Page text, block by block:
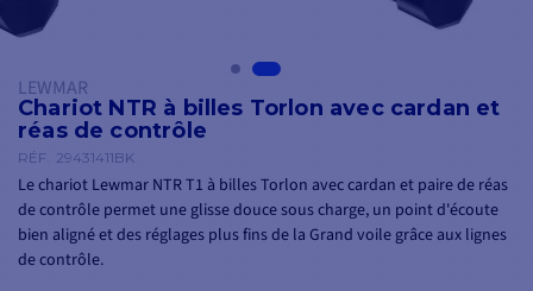
LEWMAR
Chariot NTR à billes Torlon avec cardan et
réas de contrôle
RÉF. 29431411BK
Le chariot Lewmar NTR T1 à billes Torlon avec cardan et paire de réas
de contrôle permet une glisse douce sous charge, un point d'écoute
bien aligné et des réglages plus fins de la Grand voile grâce aux lignes
de contrôle.